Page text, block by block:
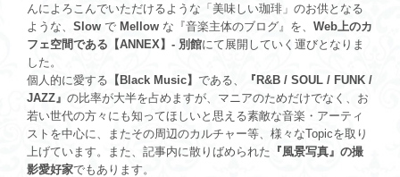
んによろこんでいただけるような「美味しい珈琲」のお供となる
ような、 Slow で Mellow な『音楽主体のブログ』を、 Web上のカ
フェ空間である【ANNEX】- 別館にて展開していく運びとなりま
した。
個人的に愛する 【Black Music】 である、
『R&B / SOUL / FUNK /
JAZZ』 の比率が大半を占めますが、マニアのためだけでなく、お
若い世代の方々にも知ってほしいと思える素敵な音楽・アーティ
ストを中心に、またその周辺のカルチャー等、様々なTopicを取り
上げています。また、記事内に散りばめられた 『風景写真』の撮
影愛好家でもあります。